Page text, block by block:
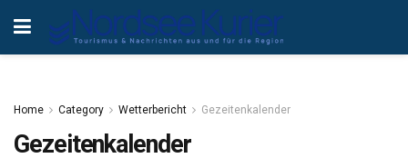
Home Category Wetterbericht Gezeitenkalender
Gezeitenkalender